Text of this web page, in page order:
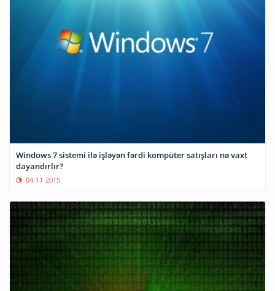
Windows 7 sistemi ilə işləyən fərdi kompüter satışları nə vaxt
dayandırlır?
04-11-2015